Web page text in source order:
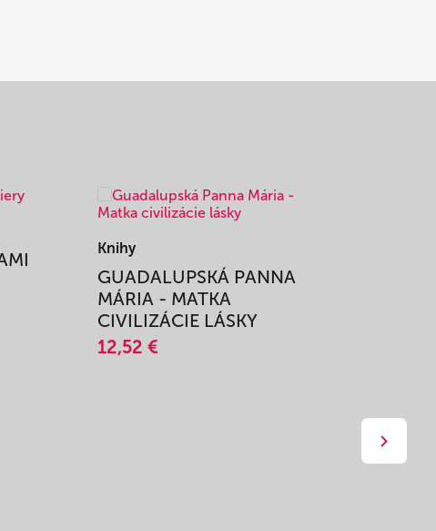
Knihy
GUADALUPSKÁ PANNA
MÁRIA - MATKA
CIVILIZÁCIE LÁSKY
12,52 €